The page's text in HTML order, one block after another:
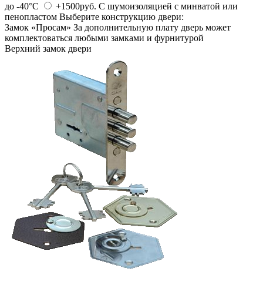
до -40°C
+1500руб. С шумоизоляцией с минватой или
пенопластом Выберите конструкцию двери:
Замок «Просам» За дополнительную плату дверь может
комплектоваться любыми замками и фурнитурой
Верхний замок двери